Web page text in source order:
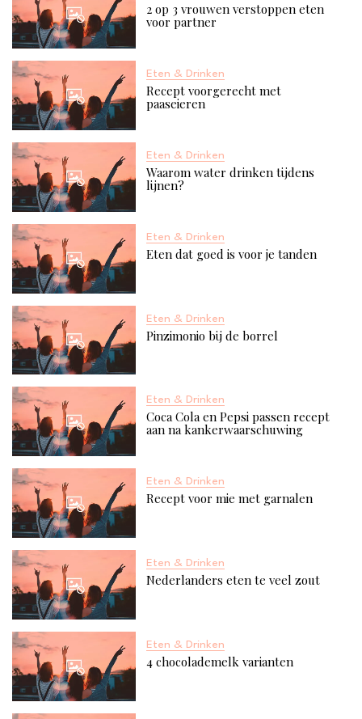
2 op 3 vrouwen verstoppen eten
voor partner
Eten & Drinken
Recept voorgerecht met
paaseieren
Eten & Drinken
Waarom water drinken tijdens
lijnen?
Eten & Drinken
Eten dat goed is voor je tanden
Eten & Drinken
Pinzimonio bij de borrel
Eten & Drinken
Coca Cola en Pepsi passen recept
aan na kankerwaarschuwing
Eten & Drinken
Recept voor mie met garnalen
Eten & Drinken
Nederlanders eten te veel zout
Eten & Drinken
4 chocolademelk varianten